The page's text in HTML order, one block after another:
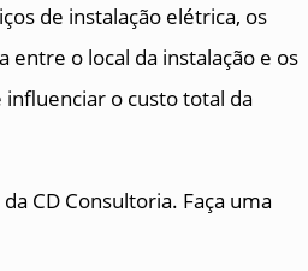
de instalação elétrica, os
entre o local da instalação e os
o custo total da
CD Consultoria. Faça uma